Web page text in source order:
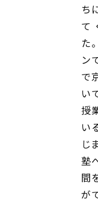
ち
て
た
ン
で
い
授
い
じ
塾
間
が